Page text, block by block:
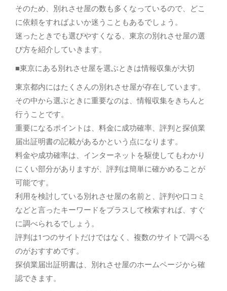
そのため、別れさせ屋の数も多くなっているので、どこ
に依頼をすればよいか迷うこともあるでしょう。
迷ったときでも選びやすくなる、東京の別れさせ屋の選
び方を紹介していきます。
■東京にある別れさせ屋を選ぶときは情報収集が大切
東京都内にはたくさんの別れさせ屋が存在しています。
その中から選ぶときに重要なのは、情報収集をきちんと
行うことです。
重要になるポイントは、料金に成功確率、評判と探偵業
届出証明書の記載があるかという点になります。
料金や成功確率は、インターネットを駆使してもわかり
にくい部分がありますが、評判は簡単に確かめることが
可能です。
利用を検討している別れさせ屋の名前と、評判や口コミ
などと言ったキーワードをプラスして検索すれば、すぐ
に調べられるでしょう。
評判は1つのサイトだけではなく、複数のサイトで調べる
のがおすすめです。
探偵業届出証明書は、別れさせ屋のホームページから確
認できます。